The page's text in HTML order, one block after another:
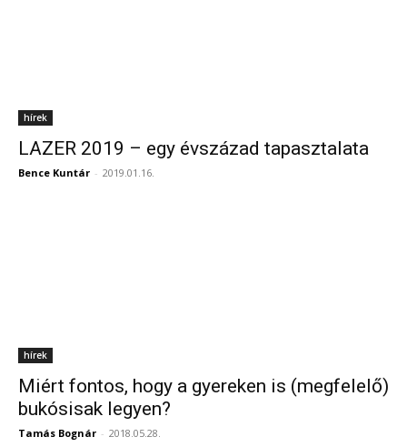
hírek
LAZER 2019 – egy évszázad tapasztalata
Bence Kuntár - 2019.01.16.
hírek
Miért fontos, hogy a gyereken is (megfelelő)
bukósisak legyen?
Tamás Bognár - 2018.05.28.